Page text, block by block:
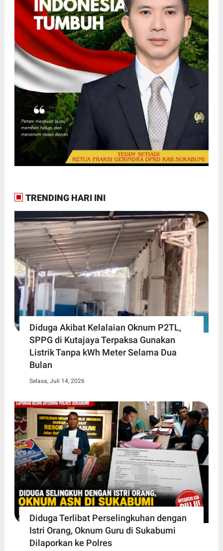
TRENDING HARI INI
Diduga Akibat Kelalaian Oknum P2TL,
SPPG di Kutajaya Terpaksa Gunakan
Listrik Tanpa kWh Meter Selama Dua
Bulan
Selasa, Juli 14, 2026
Diduga Terlibat Perselingkuhan dengan
Istri Orang, Oknum Guru di Sukabumi
Dilaporkan ke Polres